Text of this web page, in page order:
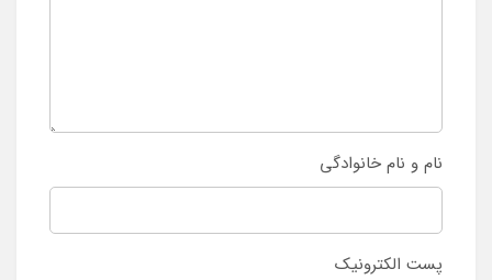
نام و نام خانوادگی
پست الکترونیک